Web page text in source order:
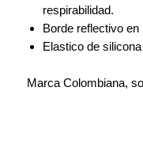
respirabilidad.
Borde reflectivo en
Elastico de
Marca Colombiana,